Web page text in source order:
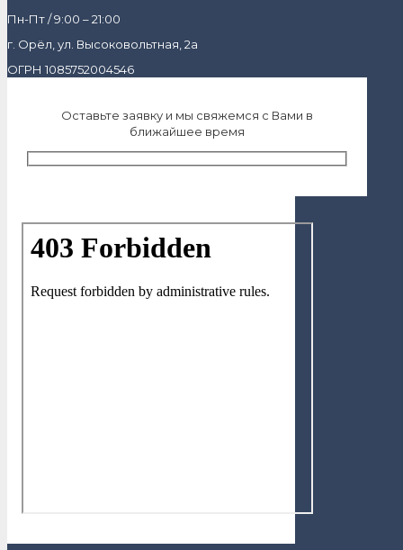
Пн-Пт / 9:00 – 21:00
г. Орёл, ул. Высоковольтная, 2а
ОГРН 1085752004546
Оставьте заявку и мы свяжемся с Вами в
ближайшее время